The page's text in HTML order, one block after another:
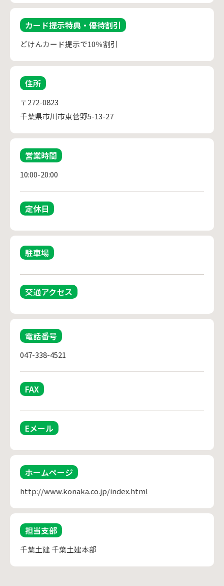
カード提示特典・優待割引
どけんカード提示で10％割引
住所
〒272-0823
千葉県市川市東菅野5-13-27
営業時間
10:00-20:00
定休日
駐車場
交通アクセス
電話番号
047-338-4521
FAX
Eメール
ホームページ
http://www.konaka.co.jp/index.html
担当支部
千葉土建 千葉土建本部